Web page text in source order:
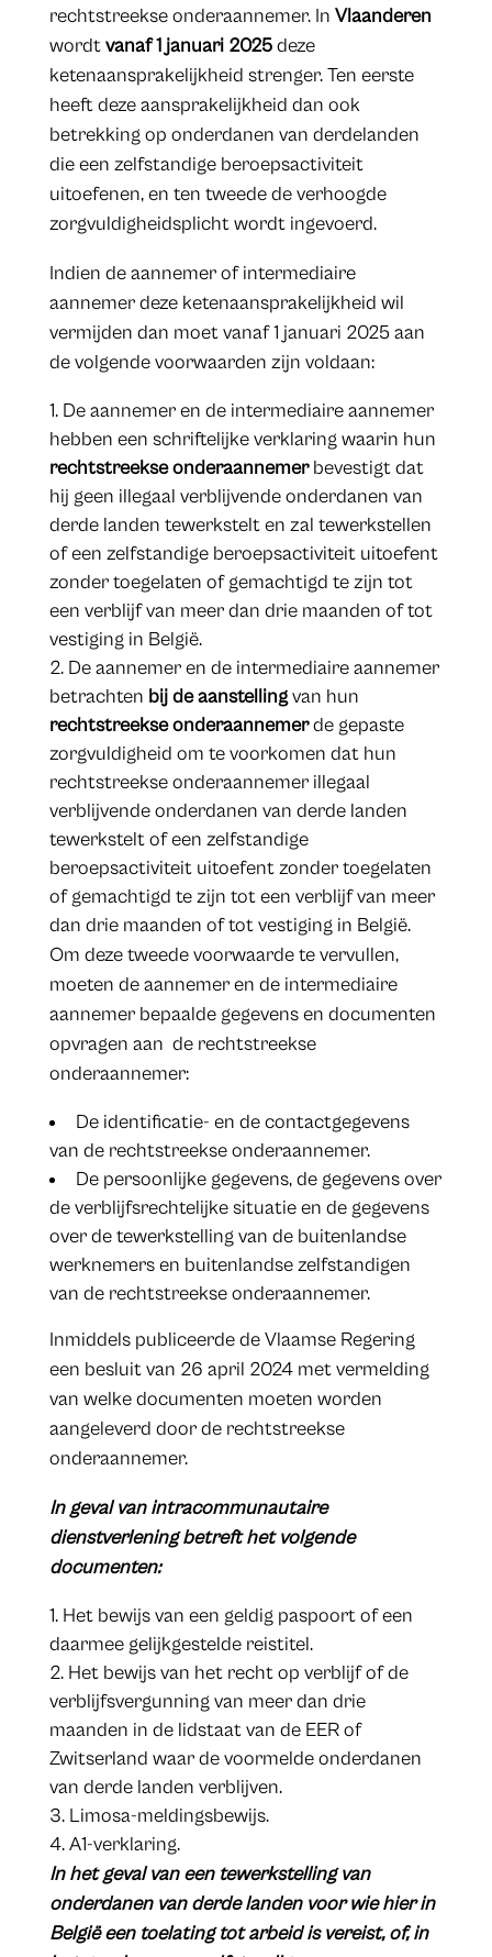
rechtstreekse onderaannemer. In Vlaanderen
wordtvanaf 1 januari 2025deze
ketenaansprakelijkheid strenger. Ten eerste
heeft deze aansprakelijkheid dan ook
betrekking op onderdanen van derdelanden
die een zelfstandige beroepsactiviteit
uitoefenen, en ten tweede de verhoogde
zorgvuldigheidsplicht wordt ingevoerd.
Indien de aannemer of intermediaire
aannemer deze ketenaansprakelijkheid wil
vermijden dan moet vanaf 1 januari 2025 aan
de volgende voorwaarden zijn voldaan:
De aannemer en de intermediaire aannemer
hebben een schriftelijke verklaring waarin hun
rechtstreekse onderaannemerbevestigt dat
hij geen illegaal verblijvende onderdanen van
derde landen tewerkstelt en zal tewerkstellen
of een zelfstandige beroepsactiviteit uitoefent
zonder toegelaten of gemachtigd te zijn tot
een verblijf van meer dan drie maanden of tot
vestiging in België.
De aannemer en de intermediaire aannemer
betrachten bij de aanstellingvan hun
rechtstreekse onderaannemerde gepaste
zorgvuldigheid om te voorkomen dat hun
rechtstreekse onderaannemer illegaal
verblijvende onderdanen van derde landen
tewerkstelt of een zelfstandige
beroepsactiviteit uitoefent zonder toegelaten
of gemachtigd te zijn tot een verblijf van meer
dan drie maanden of tot vestiging in België.
Om deze tweede voorwaarde te vervullen,
moeten de aannemer en de intermediaire
aannemer bepaalde gegevens en documenten
opvragen aan de rechtstreekse
onderaannemer:
De identificatie- en de contactgegevens
van de rechtstreekse onderaannemer.
De persoonlijke gegevens, de gegevens over
de verblijfsrechtelijke situatie en de gegevens
over de tewerkstelling van de buitenlandse
werknemers en buitenlandse zelfstandigen
van de rechtstreekse onderaannemer.
Inmiddels publiceerde de Vlaamse Regering
een besluit van 26 april 2024 met vermelding
van welke documenten moeten worden
aangeleverd door de rechtstreekse
onderaannemer.
In geval van intracommunautaire
dienstverlening betreft het volgende
documenten:
Het bewijs van een geldig paspoort of een
daarmee gelijkgestelde reistitel.
Het bewijs van het recht op verblijf of de
verblijfsvergunning van meer dan drie
maanden in de lidstaat van de EER of
Zwitserland waar de voormelde onderdanen
van derde landen verblijven.
Limosa-meldingsbewijs.
A1-verklaring.
In het geval van een tewerkstelling van
onderdanen van derde landen voor wie hier in
België een toelating tot arbeid is vereist, of, in